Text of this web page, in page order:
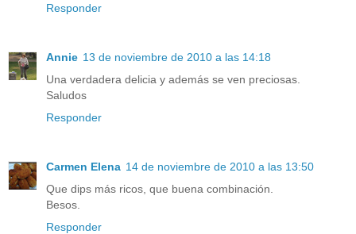
Responder
Annie 13 de noviembre de 2010 a las 14:18
Una verdadera delicia y además se ven preciosas.
Saludos
Responder
Carmen Elena 14 de noviembre de 2010 a las 13:50
Que dips más ricos, que buena combinación.
Besos.
Responder